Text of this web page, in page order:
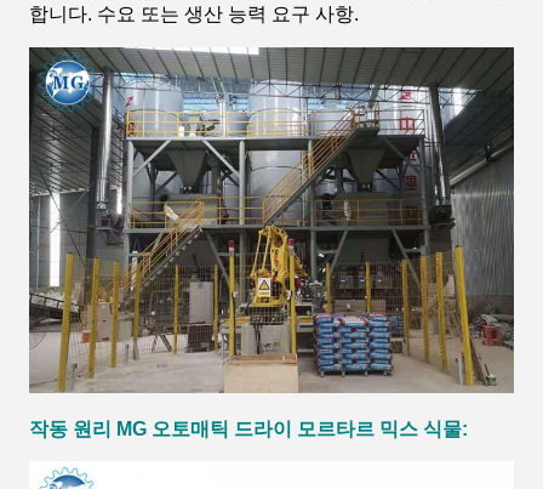
합니다. 수요 또는 생산 능력 요구 사항.
작동 원리 MG 오토매틱 드라이 모르타르 믹스 식물: